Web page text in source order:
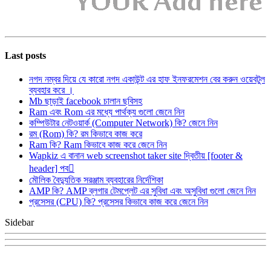
Last posts
নগদ নম্বর দিয়ে যে কারো নগদ একাউন্ট এর হাফ ইনফরমেশন বের করুন ওয়েবটুল
ব্যবহার করে ।
Mb ছাড়াই facebook চালান ছবিসহ
Ram এবং Rom এর মধ্যে পার্থক্য গুলো জেনে নিন
কম্পিউটার নেটওয়ার্ক (Computer Network) কি? জেনে নিন
রম (Rom) কি? রম কিভাবে কাজ করে
Ram কি? Ram কিভাবে কাজ করে জেনে নিন
Wapkiz এ বানান web screenshot taker site দ্বিতীয় [footer &
header] পব
মৌলিক বৈদ্যুতিক সরঞ্জাম ব্যবহারের নির্দেশিকা
AMP কি? AMP ব্লগার টেমপ্লেট এর সুবিধা এবং অসুবিধা গুলো জেনে নিন
প্রসেসর (CPU) কি? প্রসেসর কিভাবে কাজ করে জেনে নিন
Sidebar